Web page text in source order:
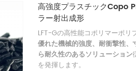
高強度プラスチックCopo
ラー射出成形
LFT-Gの高性能コポリマーポリ
優れた機械的強度、耐衝撃性、
ら耐久性のあるソリューション
を発揮します。